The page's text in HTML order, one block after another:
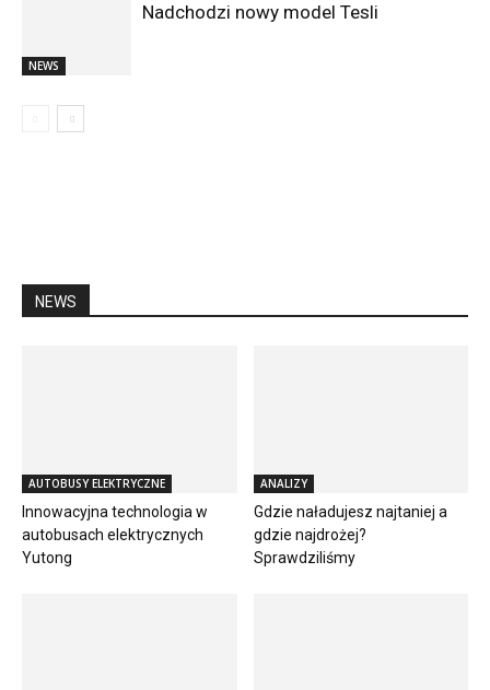
NEWS
Nadchodzi nowy model Tesli
NEWS
AUTOBUSY ELEKTRYCZNE
Innowacyjna technologia w
autobusach elektrycznych
Yutong
ANALIZY
Gdzie naładujesz najtaniej a
gdzie najdrożej?
Sprawdziliśmy